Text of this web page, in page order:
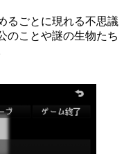
るごとに現れる不思議
のことや謎の生物たち